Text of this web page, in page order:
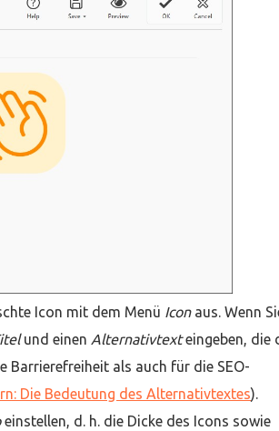
Icon mit dem Menü Iconaus. Wenn
und einen Alternativtexteingeben, die
Barrierefreiheit als auch für die SEO-
Die Bedeutung des Alternativtextes).
einstellen, d. h. die Dicke des Icons sowie